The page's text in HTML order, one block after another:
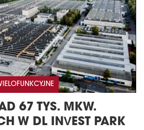
67 TYS. MKW.
W DL INVEST PARK